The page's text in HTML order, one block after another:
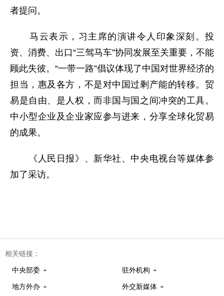
者提问。
马云表示，习主席的演讲令人印象深刻。投
资、消费、出口“三驾马车”协同发展至关重要，不能
顾此失彼。“一带一路”倡议体现了中国对世界经济的
担当，惠及各方，不是对中国过剩产能的转移。贸
易是自由、是人权，而非国与国之间冲突的工具。
中小型企业及企业家应参与进来，分享全球化贸易
的成果。
《人民日报》、新华社、中央电视台等媒体参
加了采访。
相关链接：
中央部委 驻外机构
地方外办 外交新媒体